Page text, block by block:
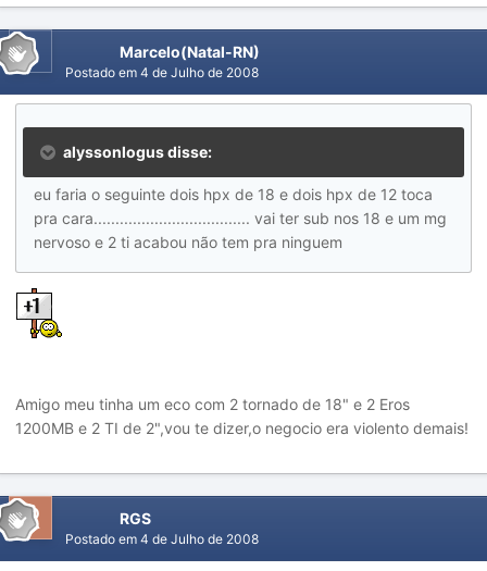
Marcelo(Natal-RN)
Postado em 4 de Julho de 2008
alyssonlogus disse:
eu faria o seguinte dois hpx de 18 e dois hpx de 12 toca
pra cara.................................... vai ter sub nos 18 e um mg
nervoso e 2 ti acabou não tem pra ninguem
Amigo meu tinha um eco com 2 tornado de 18" e 2 Eros
1200MB e 2 TI de 2",vou te dizer,o negocio era violento demais!
RGS
Postado em 4 de Julho de 2008